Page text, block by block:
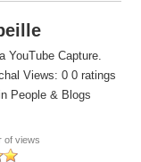
YouTube Capture.
Views: 0 0 ratings
People & Blogs
of views